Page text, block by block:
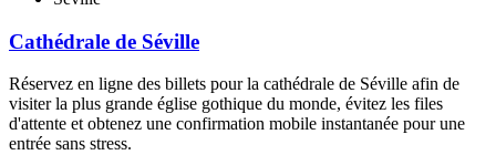
Cathédrale de Séville
Réservez en ligne des billets pour la cathédrale de Séville afin de
visiter la plus grande église gothique du monde, évitez les files
d'attente et obtenez une confirmation mobile instantanée pour une
entrée sans stress.